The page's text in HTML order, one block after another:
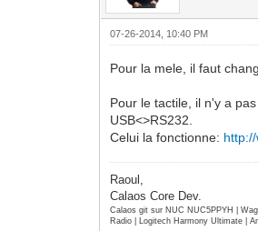
07-26-2014, 10:40 PM
Pour la mele, il faut
Pour le tactile, il n'y a
USB<>RS232.
Celui la fonctionne:
Raoul,
Calaos Core Dev.
Calaos git sur NUC NUC5PPYH |
Radio | Logitech Harmony Ultimate |